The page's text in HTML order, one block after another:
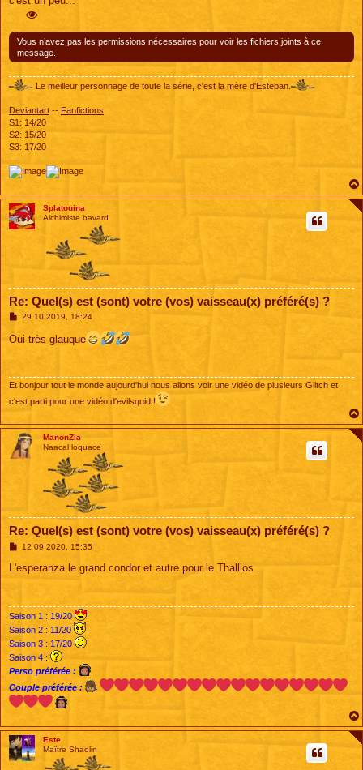
Vous n’avez pas les permissions nécessaires pour voir les fichiers joints à ce
message.
Le meilleur personnage de toute la série, c'est la mère d'Esteban.
Deviantart -- Fanfictions
S1: 14/20
S2: 15/20
S3: 17/20
Splatouina
Alchimiste bavard
Re: Quel(s) est (sont) votre (vos) vaisseau(x) préféré(s) ?
M
s
s
29 10 2019, 18:24
Oui très glauque
Et bonjour tout le monde aujourd'hui nous allons voir une vidéo de plusieurs Glitch et
c'est parti pour une vidéo d'evilsquid !
ManonZia
Naacal loquace
Re: Quel(s) est (sont) votre (vos) vaisseau(x) préféré(s) ?
M
s
12 09 2020, 15:35
L'esperanza le grand condor et autre pour le Thallios .
Saison 1 : 19/20
Saison 2 : 11/20
Saison 3 : 17/20
Saison 4 :
Perso préférée :
Couple préférée :
Este
Maître Shaolin